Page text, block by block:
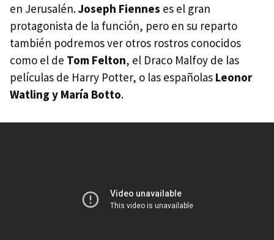
en Jerusalén.Joseph Fiennes es el gran
protagonista de la función, pero en su reparto
también podremos ver otros rostros conocidos
como el de Tom Felton, el Draco Malfoy de las
películas de Harry Potter, o las españolas Leonor
Watling y María Botto.